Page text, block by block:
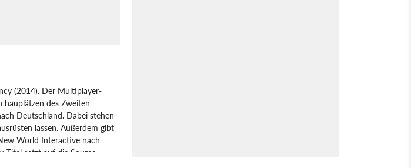
(2014). Der Multiplayer-
des Zweiten
Deutschland. Dabei stehen
lassen. Außerdem gibt
World Interactive nach
setzt auf die Source-